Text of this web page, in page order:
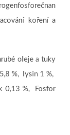
koření a
rubé oleje a tuky
5,8 %, l ysin 1 %,
0,13 %,
Fosfor